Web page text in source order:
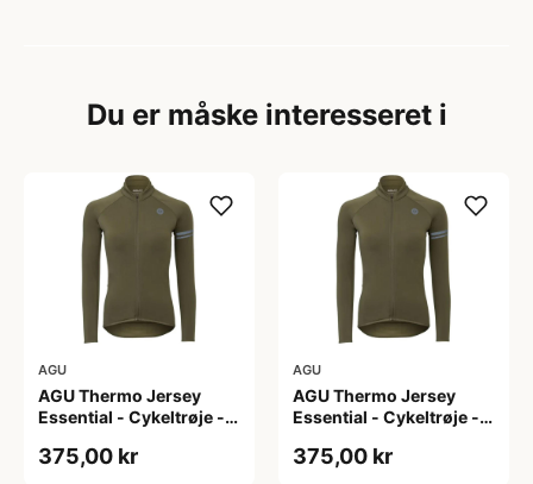
Du er måske interesseret i
AGU
AGU Thermo Jersey
Essential - Cykeltrøje -
L
375,00 kr
AGU
AGU Thermo Jersey
Essential - Cykeltrøje -
M
375,00 kr